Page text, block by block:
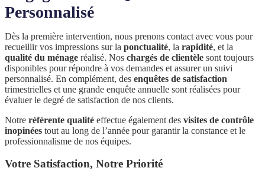
Personnalisé
Dès la première intervention, nous prenons contact avec vous pour
recueillir vos impressions sur la ponctualité, la rapidité, et la
qualité du ménage réalisé. Nos chargés de clientèle sont toujours
disponibles pour répondre à vos demandes et assurer un suivi
personnalisé. En complément, des enquêtes de satisfaction
trimestrielles et une grande enquête annuelle sont réalisées pour
évaluer le degré de satisfaction de nos clients.
Notre référente qualité effectue également des visites de contrôle
inopinées tout au long de l’année pour garantir la constance et le
professionnalisme de nos équipes.
Votre Satisfaction, Notre Priorité